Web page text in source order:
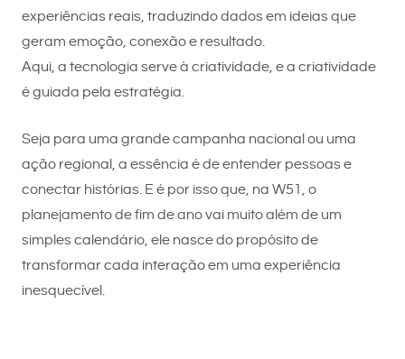
experiências reais, traduzindo dados em ideias que
geram emoção, conexão e resultado.
Aqui, a tecnologia serve à criatividade, e a criatividade
é guiada pela estratégia.
Seja para uma grande campanha nacional ou uma
ação regional, a essência é de entender pessoas e
conectar histórias. E é por isso que, na W51, o
planejamento de fim de ano vai muito além de um
simples calendário, ele nasce do propósito de
transformar cada interação em uma experiência
inesquecível.